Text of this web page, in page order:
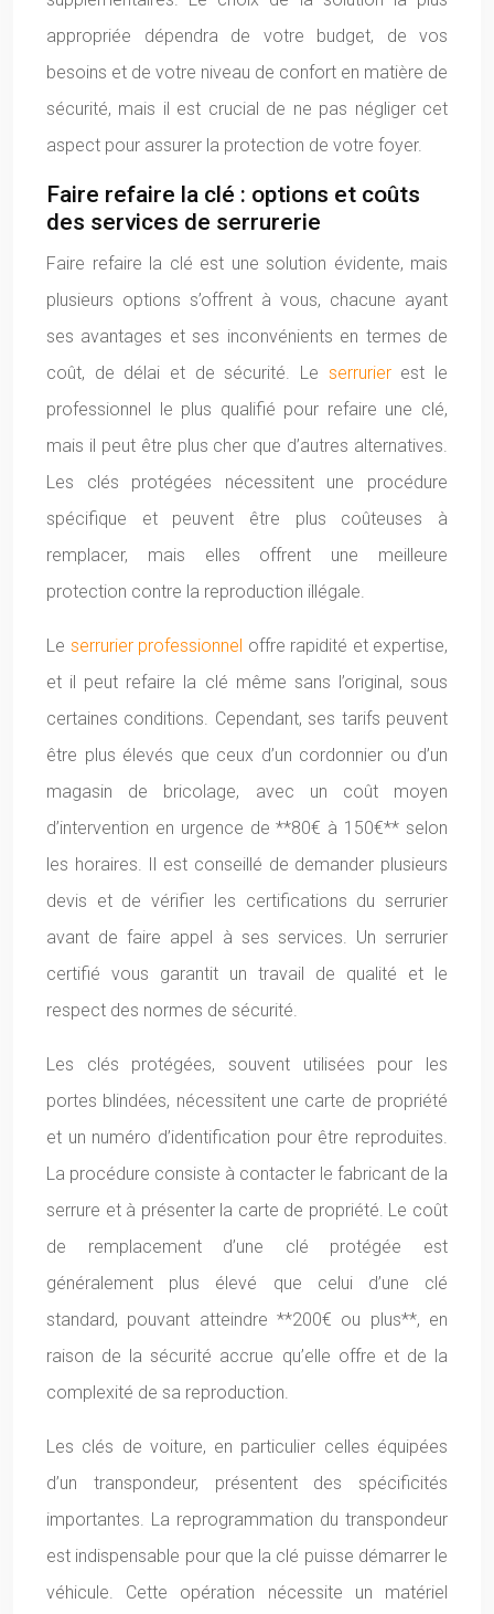
appropriée dépendra de votre budget, de vos
besoins et de votre niveau de confort en matière de
sécurité, mais il est crucial de ne pas négliger cet
aspect pour assurer la protection de votre foyer.
Faire refaire la clé : options et coûts
des services de serrurerie
Faire refaire la clé est une solution évidente, mais
plusieurs options s’offrent à vous, chacune ayant
ses avantages et ses inconvénients en termes de
coût, de délai et de sécurité. Le serrurier est le
professionnel le plus qualifié pour refaire une clé,
mais il peut être plus cher que d’autres alternatives.
Les clés protégées nécessitent une procédure
spécifique et peuvent être plus coûteuses à
remplacer, mais elles offrent une meilleure
protection contre la reproduction illégale.
Le serrurier professionnel offre rapidité et expertise,
et il peut refaire la clé même sans l’original, sous
certaines conditions. Cependant, ses tarifs peuvent
être plus élevés que ceux d’un cordonnier ou d’un
magasin de bricolage, avec un coût moyen
d’intervention en urgence de **80€ à 150€** selon
les horaires. Il est conseillé de demander plusieurs
devis et de vérifier les certifications du serrurier
avant de faire appel à ses services. Un serrurier
certifié vous garantit un travail de qualité et le
respect des normes de sécurité.
Les clés protégées, souvent utilisées pour les
portes blindées, nécessitent une carte de propriété
et un numéro d’identification pour être reproduites.
La procédure consiste à contacter le fabricant de la
serrure et à présenter la carte de propriété. Le coût
de remplacement d’une clé protégée est
généralement plus élevé que celui d’une clé
standard, pouvant atteindre **200€ ou plus**, en
raison de la sécurité accrue qu’elle offre et de la
complexité de sa reproduction.
Les clés de voiture, en particulier celles équipées
d’un transpondeur, présentent des spécificités
importantes. La reprogrammation du transpondeur
est indispensable pour que la clé puisse démarrer le
véhicule. Cette opération nécessite un matériel